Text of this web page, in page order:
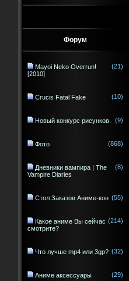
Форум
Mayoi Neko Overrun!
[2010]
(21)
Crucis Fatal Fake (10)
Новый конкурс рисунков. (9)
Фото (868)
Дневники вампира | The
Vampire Diaries
(8)
Стол Заказов Аниме-кон (55)
Какое аниме Вы сейчас
смотрите?
(214)
Что лучше mp4 или 3gp? (32)
Аниме аксессуары (29)